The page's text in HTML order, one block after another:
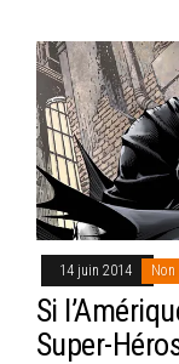
14 juin 2014 Non
Si
Super-